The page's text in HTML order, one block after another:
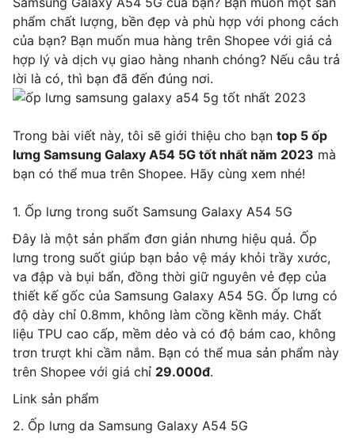
phẩm chất lượng, bền đẹp và phù hợp với phong cách
của bạn? Bạn muốn mua hàng trên Shopee với giá cả
hợp lý và dịch vụ giao hàng nhanh chóng? Nếu câu trả
lời là có, thì bạn đã đến đúng nơi.
Trong bài viết này, tôi sẽ giới thiệu cho bạn top 5 ốp
lưng Samsung Galaxy A54 5G tốt nhất năm 2023 mà
bạn có thể mua trên Shopee. Hãy cùng xem nhé!
1. Ốp lưng trong suốt Samsung Galaxy A54 5G
Đây là một sản phẩm đơn giản nhưng hiệu quả. Ốp
lưng trong suốt giúp bạn bảo vệ máy khỏi trầy xước,
va đập và bụi bẩn, đồng thời giữ nguyên vẻ đẹp của
thiết kế gốc của Samsung Galaxy A54 5G. Ốp lưng có
độ dày chỉ 0.8mm, không làm cồng kềnh máy. Chất
liệu TPU cao cấp, mềm dẻo và có độ bám cao, không
trơn trượt khi cầm nắm. Bạn có thể mua sản phẩm này
trên Shopee với giá chỉ 29.000đ.
Link sản phẩm
2. Ốp lưng da Samsung Galaxy A54 5G